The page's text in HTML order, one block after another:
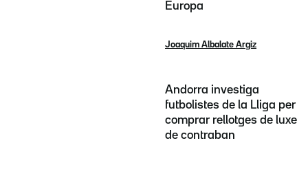
Europa
Joaquim Albalate Argiz
Andorra investiga
futbolistes de la Lliga per
comprar rellotges de luxe
de contraban